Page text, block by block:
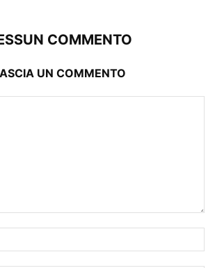
COMMENTO
UN COMMENTO